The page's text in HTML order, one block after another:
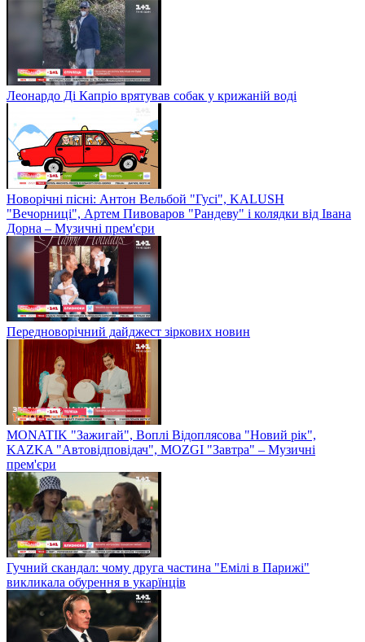
Леонардо Ді Капріо врятував собак у крижаній воді
Новорічні пісні: Антон Вельбой "Гусі", KALUSH
"Вечорниці", Артем Пивоваров "Рандеву" і колядки від Івана
Дорна – Музичні прем'єри
Передноворічний дайджест зіркових новин
MONATIK "Зажигай", Воплі Відоплясова "Новий рік",
KAZKA "Автовідповідач", MOZGI "Завтра" – Музичні
прем'єри
Гучний скандал: чому друга частина "Емілі в Парижі"
викликала обурення в укарїнців